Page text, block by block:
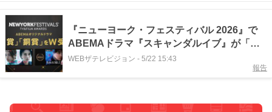
『ニューヨーク・フェスティバル 2026』で
ABEMAドラマ『スキャンダルイブ』が「銀
賞」、『死ぬほど愛して』が「銅賞」を受賞
WEBザテレビジョン - 5/22 15:43
報告